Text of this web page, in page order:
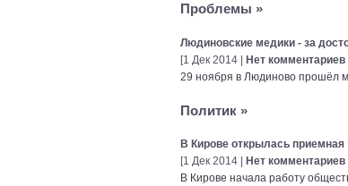
Проблемы »
Людиновские медики - за
[1 Дек 2014 | Нет комментариев
29 ноября в Людиново прошёл
Политик »
В Кирове открылась
[1 Дек 2014 |
Нет комментариев
В Кирове начала работу